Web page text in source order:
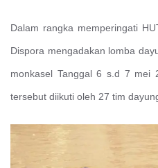
Dalam rangka memperingati
Dispora mengadakan lomba
monkasel Tanggal 6 s.d 7 mei
tersebut diikuti oleh 27 tim